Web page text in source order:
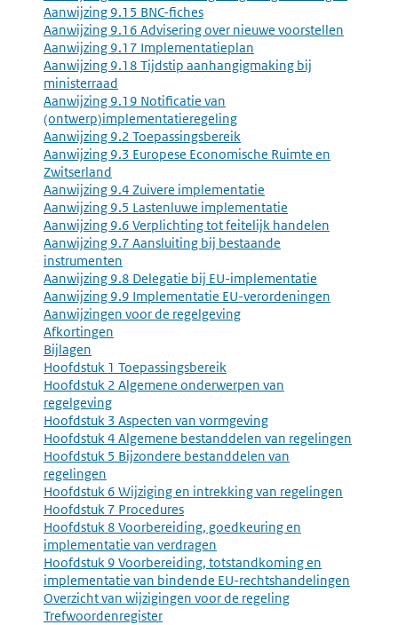
Aanwijzing 9.15 BNC-fiches
Aanwijzing 9.16 Advisering over nieuwe voorstellen
Aanwijzing 9.17 Implementatieplan
Aanwijzing 9.18 Tijdstip aanhangigmaking bij
ministerraad
Aanwijzing 9.19 Notificatie van
(ontwerp)implementatieregeling
Aanwijzing 9.2 Toepassingsbereik
Aanwijzing 9.3 Europese Economische Ruimte en
Zwitserland
Aanwijzing 9.4 Zuivere implementatie
Aanwijzing 9.5 Lastenluwe implementatie
Aanwijzing 9.6 Verplichting tot feitelijk handelen
Aanwijzing 9.7 Aansluiting bij bestaande
instrumenten
Aanwijzing 9.8 Delegatie bij EU-implementatie
Aanwijzing 9.9 Implementatie EU-verordeningen
Aanwijzingen voor de regelgeving
Afkortingen
Bijlagen
Hoofdstuk 1 Toepassingsbereik
Hoofdstuk 2 Algemene onderwerpen van
regelgeving
Hoofdstuk 3 Aspecten van vormgeving
Hoofdstuk 4 Algemene bestanddelen van regelingen
Hoofdstuk 5 Bijzondere bestanddelen van
regelingen
Hoofdstuk 6 Wijziging en intrekking van regelingen
Hoofdstuk 7 Procedures
Hoofdstuk 8 Voorbereiding, goedkeuring en
implementatie van verdragen
Hoofdstuk 9 Voorbereiding, totstandkoming en
implementatie van bindende EU-rechtshandelingen
Overzicht van wijzigingen voor de regeling
Trefwoordenregister